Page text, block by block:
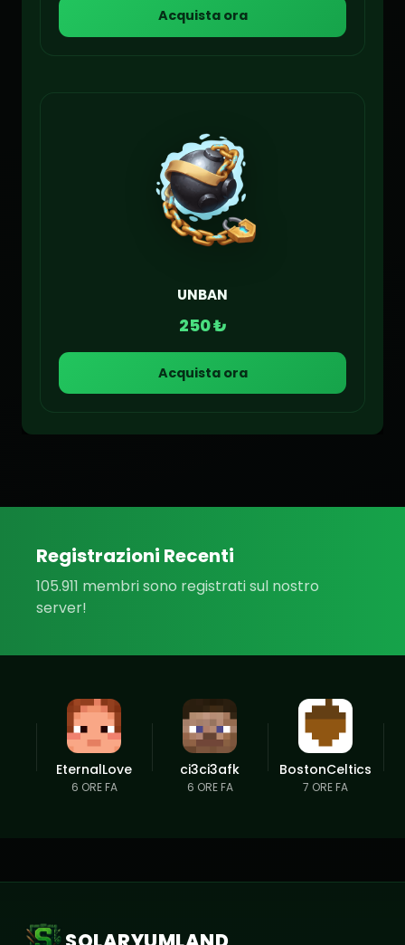
Acquista ora
UNBAN
250 ₺
Acquista ora
Registrazioni Recenti
105.911 membri sono registrati sul nostro
server!
EternalLove
6 ORE FA
ci3ci3afk
6 ORE FA
BostonCeltics
7 ORE FA